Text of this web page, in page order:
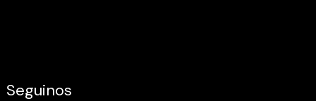
Seguinos